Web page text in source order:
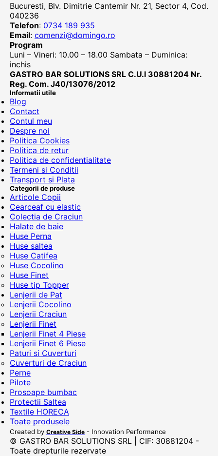
Bucuresti, Blv. Dimitrie Cantemir Nr. 21, Sector 4, Cod.
040236
Telefon: 0734 189 935
Email: comenzi@domingo.ro
Program
Luni – Vineri: 10.00 – 18.00 Sambata – Duminica:
inchis
GASTRO BAR SOLUTIONS SRL C.U.I 30881204 Nr.
Reg. Com. J40/13076/2012
Informatii utile
Blog
Contact
Contul meu
Despre noi
Politica Cookies
Politica de retur
Politica de confidentialitate
Termeni si Conditii
Transport si Plata
Categorii de produse
Articole Copii
Cearceaf cu elastic
Colectia de Craciun
Halate de baie
Huse Perna
Huse saltea
Huse Catifea
Huse Cocolino
Huse Finet
Huse tip Topper
Lenjerii de Pat
Lenjerii Cocolino
Lenjerii Craciun
Lenjerii Finet
Lenjerii Finet 4 Piese
Lenjerii Finet 6 Piese
Paturi si Cuverturi
Cuverturi de Craciun
Perne
Pilote
Prosoape bumbac
Protectii Saltea
Textile HORECA
Toate produsele
Created by Creative Side - Innovation Performance
© GASTRO BAR SOLUTIONS SRL | CIF: 30881204 -
Toate drepturile rezervate